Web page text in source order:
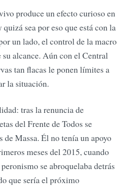
produce un efecto curioso en
sea por eso que está con la
un lado, el control de la macro
alcance. Aún con el Central
tan flacas le ponen límites a
la situación.
tras la renuncia de
del Frente de Todos se
de Massa. Él no tenía un apoyo
meses del 2015, cuando
se abroquelaba detrás
que sería el próximo